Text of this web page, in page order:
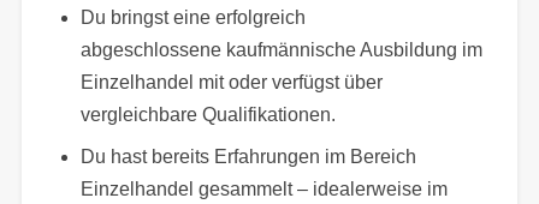
Du bringst eine erfolgreich
abgeschlossene kaufmännische Ausbildung im
Einzelhandel mit oder verfügst über
vergleichbare Qualifikationen.
Du hast bereits Erfahrungen im Bereich
Einzelhandel gesammelt – idealerweise im